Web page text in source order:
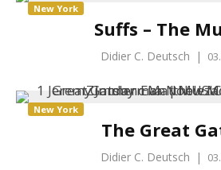
New York
Suffs – The
Didier C. Deutsch |
New York
The Great
Didier C. Deutsch |